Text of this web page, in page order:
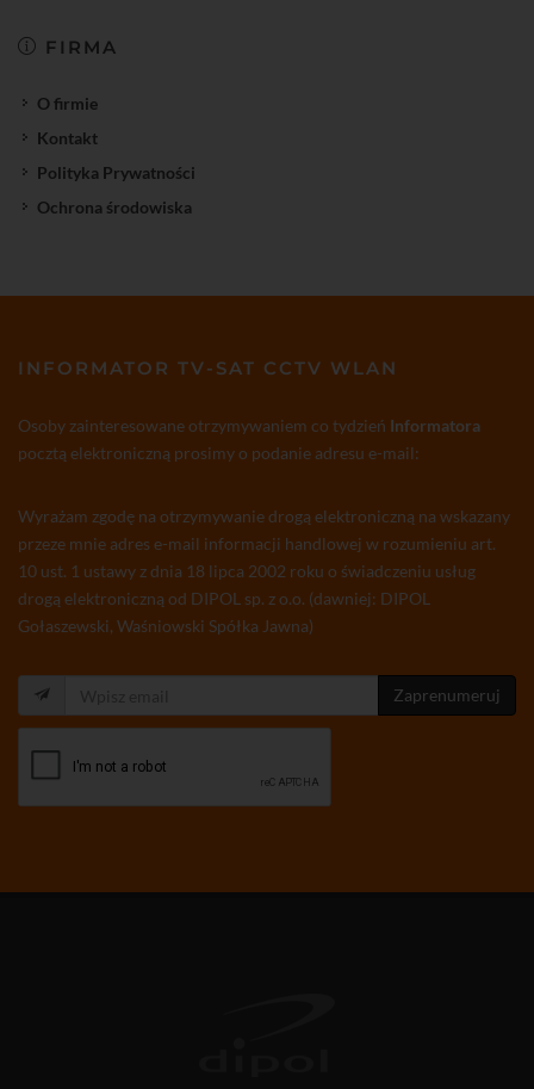
FIRMA
O firmie
Kontakt
Polityka Prywatności
Ochrona środowiska
INFORMATOR TV-SAT CCTV WLAN
Osoby zainteresowane otrzymywaniem co tydzień Informatora
pocztą elektroniczną prosimy o podanie adresu e-mail:
Wyrażam zgodę na otrzymywanie drogą elektroniczną na wskazany
przeze mnie adres e-mail informacji handlowej w rozumieniu art.
10 ust. 1 ustawy z dnia 18 lipca 2002 roku o świadczeniu usług
drogą elektroniczną od DIPOL sp. z o.o. (dawniej: DIPOL
Gołaszewski, Waśniowski Spółka Jawna)
Zaprenumeruj